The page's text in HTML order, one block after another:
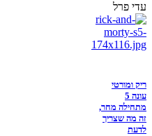
עדי פרל
ריק ומורטי
עונה 5
מתחילה מחר,
זה מה שצריך
לדעת